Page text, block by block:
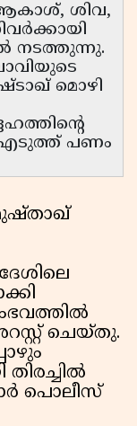
ശിവ,
നടത്തുന്നു.
മൊഴി
എടുത്ത് പണം
ചെയ്തു.
പൊലീസ്